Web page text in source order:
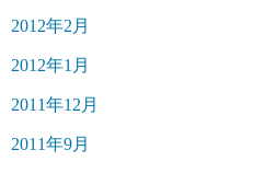
2012年2月
2012年1月
2011年12月
2011年9月